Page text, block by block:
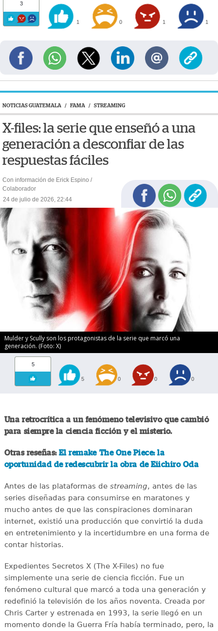
3
1 0 1 1
NOTICIAS GUATEMALA / FAMA / STREAMING
X-files: la serie que enseñó a una
generación a desconfiar de las
respuestas fáciles
Con información de Erick Espino /
Colaborador
24 de julio de 2026, 22:44
Mulder y Scully son los protagonistas de la serie que marcó una
generación. (Foto: X)
5
5 0 0 0
Una retrocrítica a un fenómeno televisivo que cambió
para siempre la ciencia ficción y el misterio.
Otras reseñas:El remake The One Piece: la
oportunidad de redescubrir la obra de Eiichiro Oda
Antes de las plataformas de streaming, antes de las
series diseñadas para consumirse en maratones y
mucho antes de que las conspiraciones dominaran
internet, existió una producción que convirtió la duda
en entretenimiento y la incertidumbre en una forma de
contar historias.
Expedientes Secretos X (The X-Files) no fue
simplemente una serie de ciencia ficción. Fue un
fenómeno cultural que marcó a toda una generación y
redefinió la televisión de los años noventa. Creada por
Chris Carter y estrenada en 1993, la serie llegó en un
momento donde la Guerra Fría había terminado, pero, la